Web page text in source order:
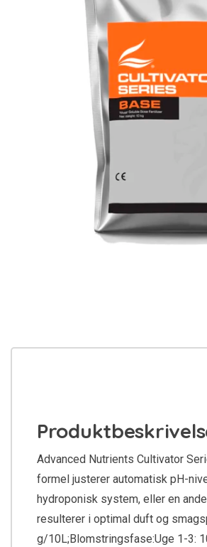
Advanced Nutrients Cultivator
formel justerer automatisk pH-
hydroponisk system, eller en
resulterer i optimal duft og
g/10L;Blomstringsfase:Uge 1-3: